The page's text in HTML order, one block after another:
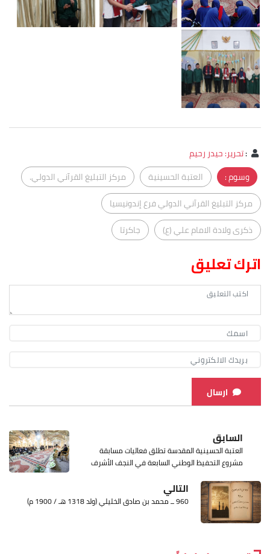
:تحرير: حيدر رحيم
وسوم :
العتبة الحسينية
مركز التبليغ القرآني الدولي.
مركز التبليغ القرآني الدولي فرع إندونيسيا
ذكرى ولادة الامام علي (ع)
جاكرتا
اترك تعليق
ارسال
السابق
العتبة الحسينية المقدسة تطلق فعاليات مسابقة
مشروع التحفيظ الوطني السابعة في النجف الأشرف
التالي
960 ــ محمد بن صادق الخليلي (ولد 1318 هـ / 1900 م)